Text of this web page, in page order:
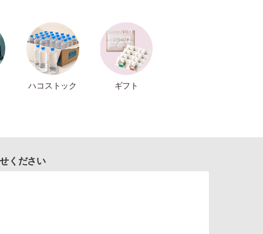
ハコストック ギフト
ください